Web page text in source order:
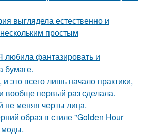
выглядела естественно и
простым
любила фантазировать и
бумаге.
и это всего лишь начало практики,
вообще первый раз сделала.
не меняя черты лица.
образ в стиле "Golden Hour
моды.